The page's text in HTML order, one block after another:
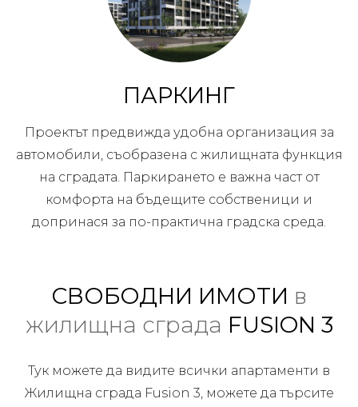
ПАРКИНГ
Проектът предвижда удобна организация за
автомобили, съобразена с жилищната функция
на сградата. Паркирането е важна част от
комфорта на бъдещите собственици и
допринася за по-практична градска среда.
СВОБОДНИ ИМОТИ в
жилищна сграда FUSION 3
Тук можете да видите всички апартаменти в
Жилищна сграда Fusion 3, можете да търсите